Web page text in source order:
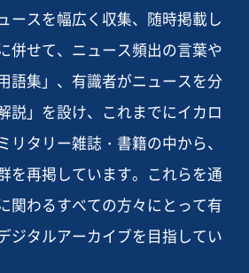
ースを幅広く収集、随時掲載し
併せて、ニュース頻出の言葉や
語集」、有識者がニュースを分
説」を設け、これまでにイカロ
リタリー雑誌・書籍の中から、
を再掲しています。これらを通
関わるすべての方々にとって有
ジタルアーカイブを目指してい